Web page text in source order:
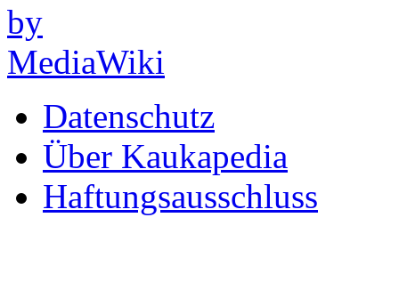
Datenschutz
Über Kaukapedia
Haftungsausschluss